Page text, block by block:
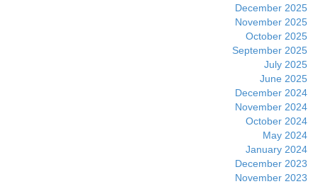
December 2025
November 2025
October 2025
September 2025
July 2025
June 2025
December 2024
November 2024
October 2024
May 2024
January 2024
December 2023
November 2023